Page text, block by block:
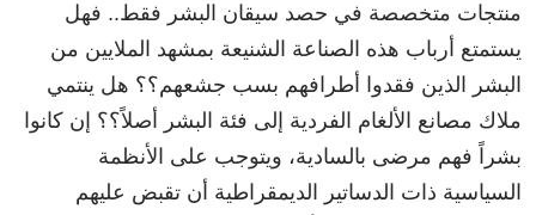
منتجات متخصصة في حصد سيقان البشر فقط.. فهل
يستمتع أرباب هذه الصناعة الشنيعة بمشهد الملايين من
البشر الذين فقدوا أطرافهم بسب جشعهم؟؟ هل ينتمي
ملاك مصانع الألغام الفردية إلى فئة البشر أصلاً؟؟ إن كانوا
بشراً فهم مرضى بالسادية، ويتوجب على الأنظمة
السياسية ذات الدساتير الديمقراطية أن تقبض عليهم